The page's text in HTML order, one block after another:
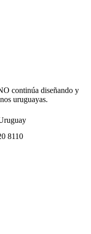
continúa diseñando y
uruguayas.
8110